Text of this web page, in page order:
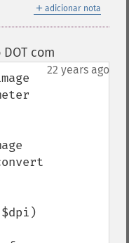
＋ adicionar nota
com
22 years ago